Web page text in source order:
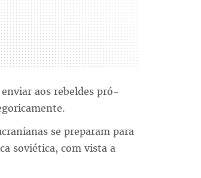
aos rebeldes pró-
se preparam para
soviética, com vista a